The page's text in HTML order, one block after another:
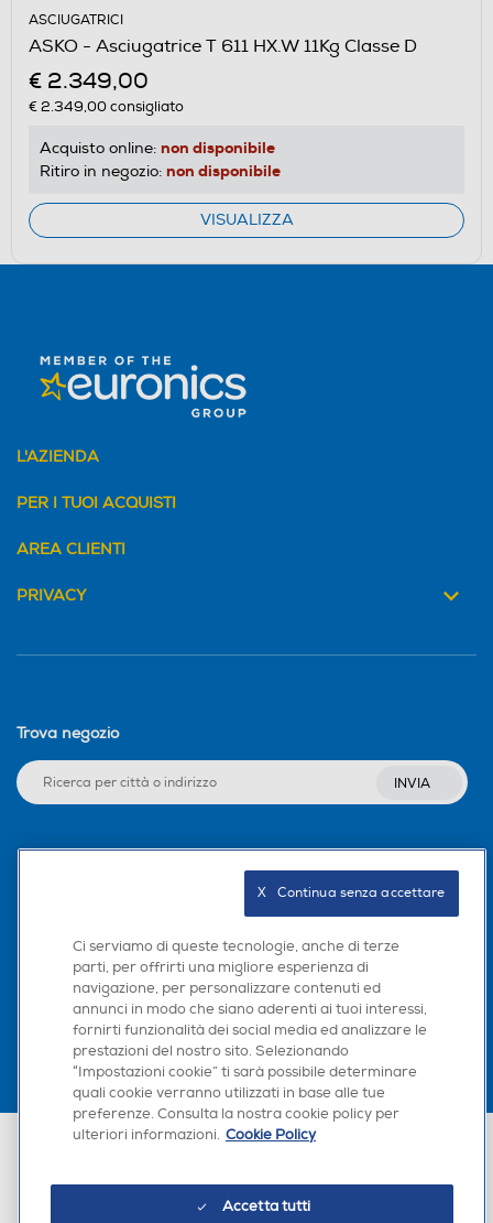
ASCIUGATRICI
ASKO - Asciugatrice T 611 HX.W 11Kg Classe D
€ 2.349,00
€ 2.349,00consigliato
Acquisto online: non disponibile
Ritiro in negozio: non disponibile
VISUALIZZA
Hai bisogno di un
suggerimento su cosa
acquistare?
Chatta con RONICS
L'AZIENDA
PER I TUOI ACQUISTI
AREA CLIENTI
PRIVACY
Trova negozio
INVIA
Scarica la nostra app
Euronics Italia SpA. Sede legale Via Montefeltro, 6/a 20156 Milano
Ci serviamo di queste tecnologie, anche di terze
parti, per offrirti una migliore esperienza di
navigazione, per personalizzare contenuti ed
annunci in modo che siano aderenti ai tuoi interessi,
fornirti funzionalità dei social media ed analizzare le
prestazioni del nostro sito. Selezionando
“Impostazioni cookie” ti sarà possibile determinare
quali cookie verranno utilizzati in base alle tue
preferenze. Consulta la nostra cookie policy per
ulteriori informazioni. Cookie Policy
Accetta tutti
X   Continua senza accettare